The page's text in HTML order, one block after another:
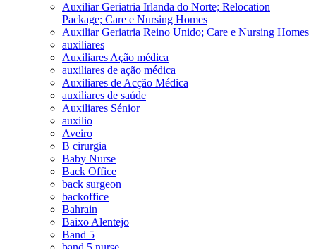
Auxiliar Geriatria Irlanda do Norte; Relocation
Package; Care e Nursing Homes
Auxiliar Geriatria Reino Unido; Care e Nursing Homes
auxiliares
Auxiliares Ação médica
auxiliares de ação médica
Auxiliares de Acção Médica
auxiliares de saúde
Auxiliares Sénior
auxilio
Aveiro
B cirurgia
Baby Nurse
Back Office
back surgeon
backoffice
Bahrain
Baixo Alentejo
Band 5